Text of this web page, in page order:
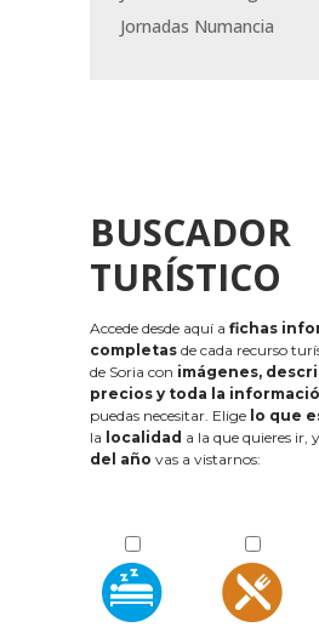
Jornadas Numancia
BUSCADOR
TURÍSTICO
Accede desde aquí a fichas
completas de cada recurso
de Soria con imágenes,
precios y toda la
puedas necesitar. Elige lo que
la localidad a la que quieres ir,
del año vas a vistarnos: